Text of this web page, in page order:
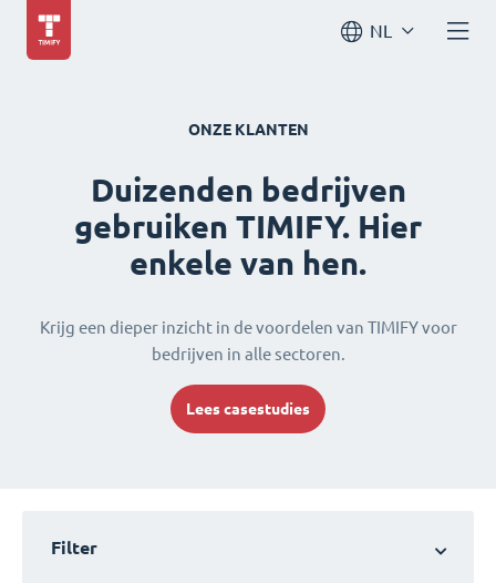
NL
ONZE KLANTEN
Duizenden bedrijven
gebruiken TIMIFY. Hier
enkele van hen.
Krijg een dieper inzicht in de voordelen van TIMIFY voor
bedrijven in alle sectoren.
Lees casestudies
Filter